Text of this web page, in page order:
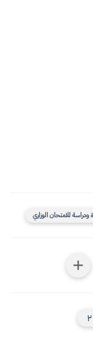
للامتحان الوزاري